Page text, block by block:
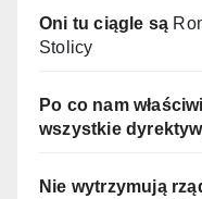
Oni tu ciągle są
Stolicy
Po co nam
wszystkie
Nie wytrzymują